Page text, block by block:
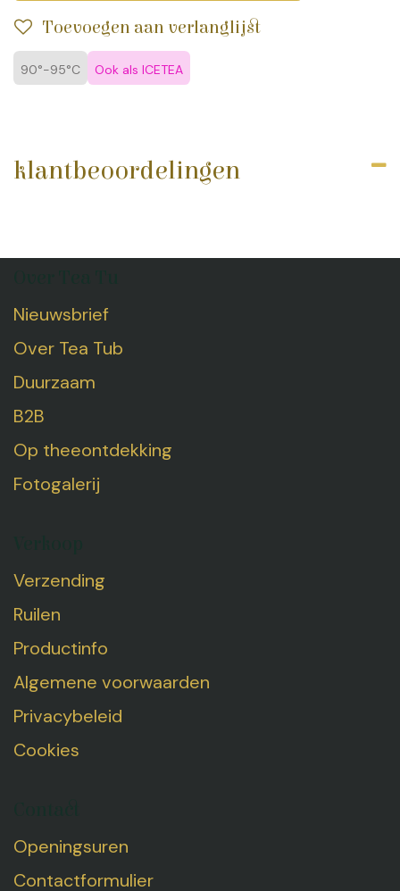
Toevoegen aan verlanglijst
90°-95°C Ook als ICETEA
klantbeoordelingen
Nieuwsbrief
Over Tea Tub
Duurzaam
B2B
Op theeontdekking
Fotogalerij
Verzending
Ruilen
Productinfo
Algemene voorwaarden
Privacybeleid
Cookies
Openingsuren
Contactformulier